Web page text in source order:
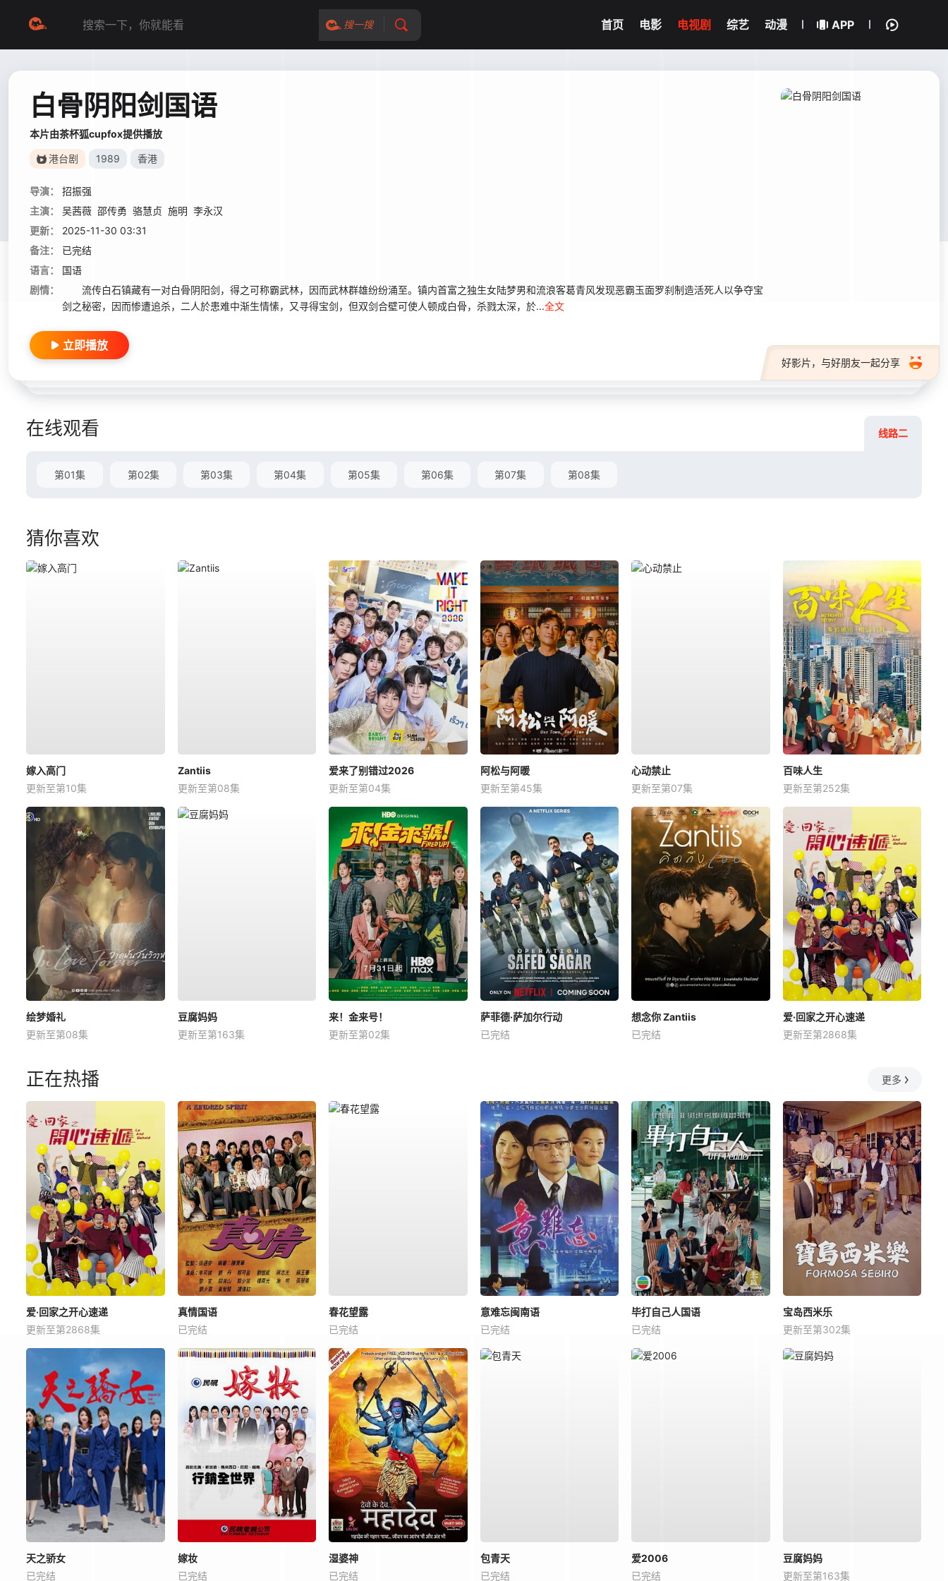
搜一搜 首页 电影 电视剧 综艺 动漫 APP
白骨阴阳剑国语
本片由茶杯狐cupfox提供播放
港台剧 1989 香港
导演：
招振强
主演：
吴茜薇 邵传勇 骆慧贞 施明 李永汉
更新：
2025-11-30 03:31
备注：
已完结
语言：
国语
剧情：
流传白石镇藏有一对白骨阴阳剑，得之可称霸武林，因而武林群雄纷纷涌至。镇内首富之独生女陆梦男和流浪客葛青风发现恶霸玉面罗刹制造活死人以争夺宝
剑之秘密，因而惨遭追杀，二人於患难中渐生情愫，又寻得宝剑，但双剑合壁可使人顿成白骨，杀戮太深，於...全文
好影片，与好朋友一起分享
立即播放
在线观看 线路二
第01集 第02集 第03集 第04集 第05集 第06集 第07集 第08集
猜你喜欢
嫁入高门
更新至第10集
Zantiis
更新至第08集
爱来了别错过2026
更新至第04集
阿松与阿暖
更新至第45集
心动禁止
更新至第07集
百味人生
更新至第252集
绘梦婚礼
更新至第08集
豆腐妈妈
更新至第163集
来！金来号！
更新至第02集
萨菲德·萨加尔行动
已完结
想念你 Zantiis
已完结
爱·回家之开心速递
更新至第2868集
正在热播 更多
爱·回家之开心速递
更新至第2868集
真情国语
已完结
春花望露
已完结
意难忘闽南语
已完结
毕打自己人国语
已完结
宝岛西米乐
更新至第302集
天之骄女
已完结
嫁妆
已完结
湿婆神
已完结
包青天
已完结
爱2006
已完结
豆腐妈妈
更新至第163集